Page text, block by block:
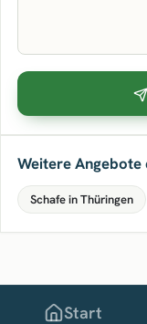
Weitere Angebote
Schafe in Thüringen
Start